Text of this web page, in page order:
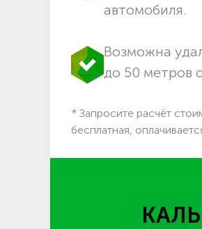
автомобиля.
Возможна
до 50 метров
* Запросите расчёт
бесплатная,